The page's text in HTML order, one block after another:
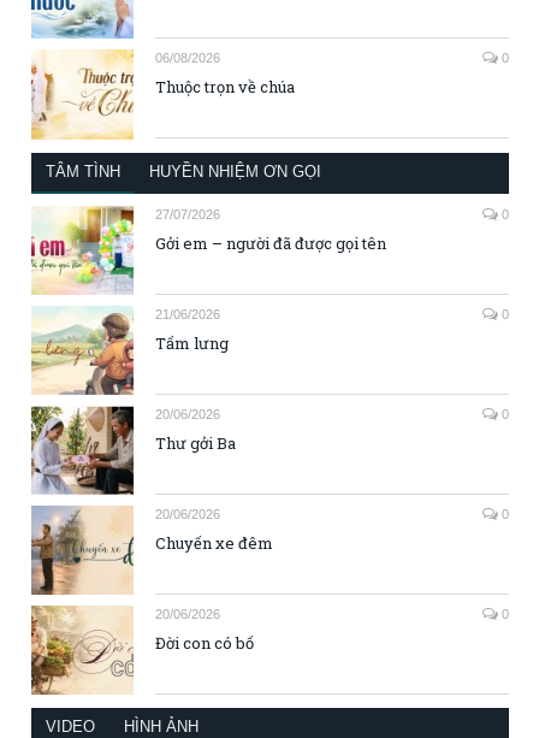
06/08/2026 0
Thuộc trọn về chúa
TÂM TÌNH HUYỀN NHIỆM ƠN GỌI
27/07/2026 0
Gởi em – người đã được gọi tên
21/06/2026 0
Tấm lưng
20/06/2026 0
Thư gởi Ba
20/06/2026 0
Chuyến xe đêm
20/06/2026 0
Đời con có bố
VIDEO HÌNH ẢNH